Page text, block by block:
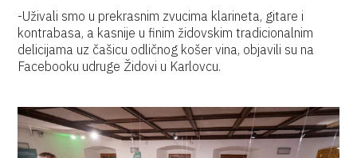
-Uživali smo u prekrasnim zvucima klarineta, gitare i
kontrabasa, a kasnije u finim židovskim tradicionalnim
delicijama uz čašicu odličnog košer vina, objavili su na
Facebooku udruge Židovi u Karlovcu.